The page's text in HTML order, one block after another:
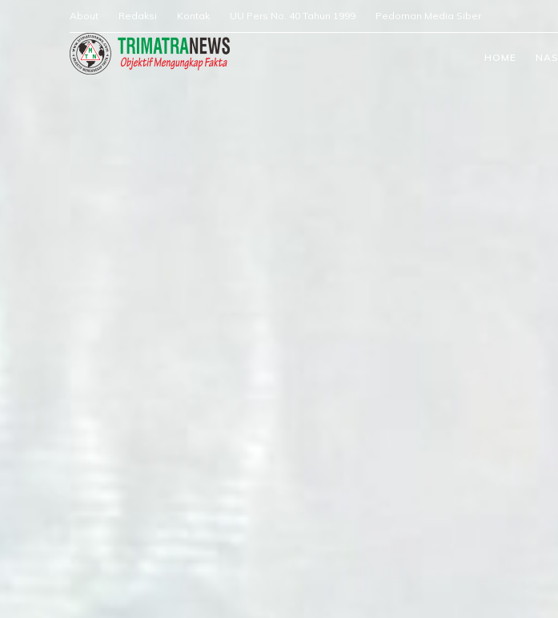
About Redaksi Kontak UU Pers No. 40 Tahun 1999 Pedoman Media Siber
HOME